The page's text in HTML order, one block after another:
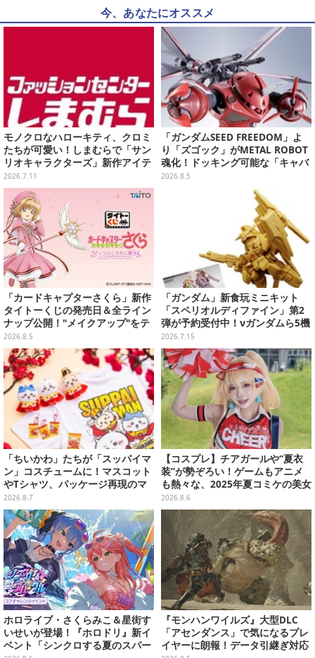
今、あなたにオススメ
モノクロなハローキティ、クロミ
たちが可愛い！しまむらで「サン
リオキャラクターズ」新作アイテ
ムが発売、マスコットやポーチ各
種ラインナップ
2026.7.11
「ガンダムSEED FREEDOM」よ
り「ズゴック」がMETAL ROBOT
魂化！ドッキング可能な「キャバ
リアーアイフリッド」も同時に予
2026.8.5
「カードキャプターさくら」新作
タイトーくじの発売日＆全ライン
ナップ公開！"メイクアップ"をテ
ーマに、日常でも使いたくなるア
イテムがズラリ
2026.8.5
「ガンダム」新食玩ミニキット
「スペリオルディファイン」第2
弾が予約受付中！νガンダムら5機
体と、コレクションシール全12種
2026.7.15
「ちいかわ」たちが「スッパイマ
ン」コスチュームに！マスコット
やTシャツ、パッケージ再現のマ
グネットなど全5アイテム
2026.8.7
【コスプレ】チアガールや“夏衣
装”が勢ぞろい！ゲームもアニメ
も熱々な、2025年夏コミケの美女
レイヤーをプレイバック
2026.8.6
ホロライブ・さくらみこ＆星街す
いせいが登場！『ホロドリ』新イ
ベント「シンクロする夏のスパー
『モンハンワイルズ』大型DLC
「アセンダンス」で気になるプレ
イヤーに朗報！データ引継ぎ対応